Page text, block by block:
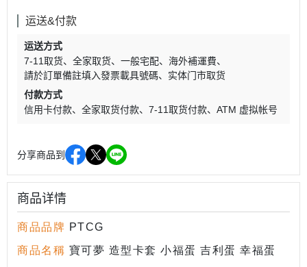
运送&付款
运送方式
7-11取货
全家取货 一般宅配
海外補運費
請於訂單備註填入發票載具號碼
实体门市取货
付款方式
信用卡付款
全家取货付款 7-11取货付款 ATM 虚拟帐号
分享商品到
商品详情
商品品牌 PTCG
商品名稱 寶可夢 造型卡套 小福蛋 吉利蛋 幸福蛋